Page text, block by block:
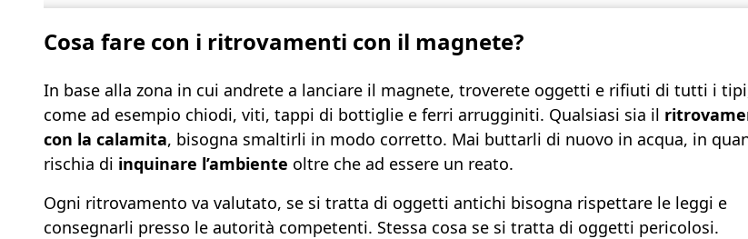
Cosa fare con i ritrovamenti con il magnete?
In base alla zona in cui andrete a lanciare il magnete, troverete oggetti e rifiuti di tutti i
come ad esempio chiodi, viti, tappi di bottiglie e ferri arrugginiti. Qualsiasi sia il
con la calamita, bisogna smaltirli in modo corretto. Mai buttarli di nuovo in acqua, in
rischia di inquinare l’ambiente oltre che ad essere un reato.
Ogni ritrovamento va valutato, se si tratta di oggetti antichi bisogna rispettare le leggi e
consegnarli presso le autorità competenti. Stessa cosa se si tratta di oggetti pericolosi.